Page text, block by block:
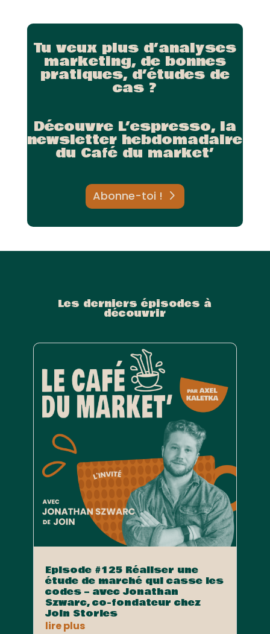
Tu veux plus d’analyses
marketing, de bonnes
pratiques, d’études de
cas ?
Découvre L’espresso, la
newsletter hebdomadaire
du Café du market’
Abonne-toi !
Les derniers épisodes à
découvrir
Episode #125 Réaliser une
étude de marché qui casse les
codes – avec Jonathan
Szwarc, co-fondateur chez
Join Stories
lire plus